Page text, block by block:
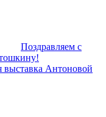
Поздравляем с
выставка Антоновой